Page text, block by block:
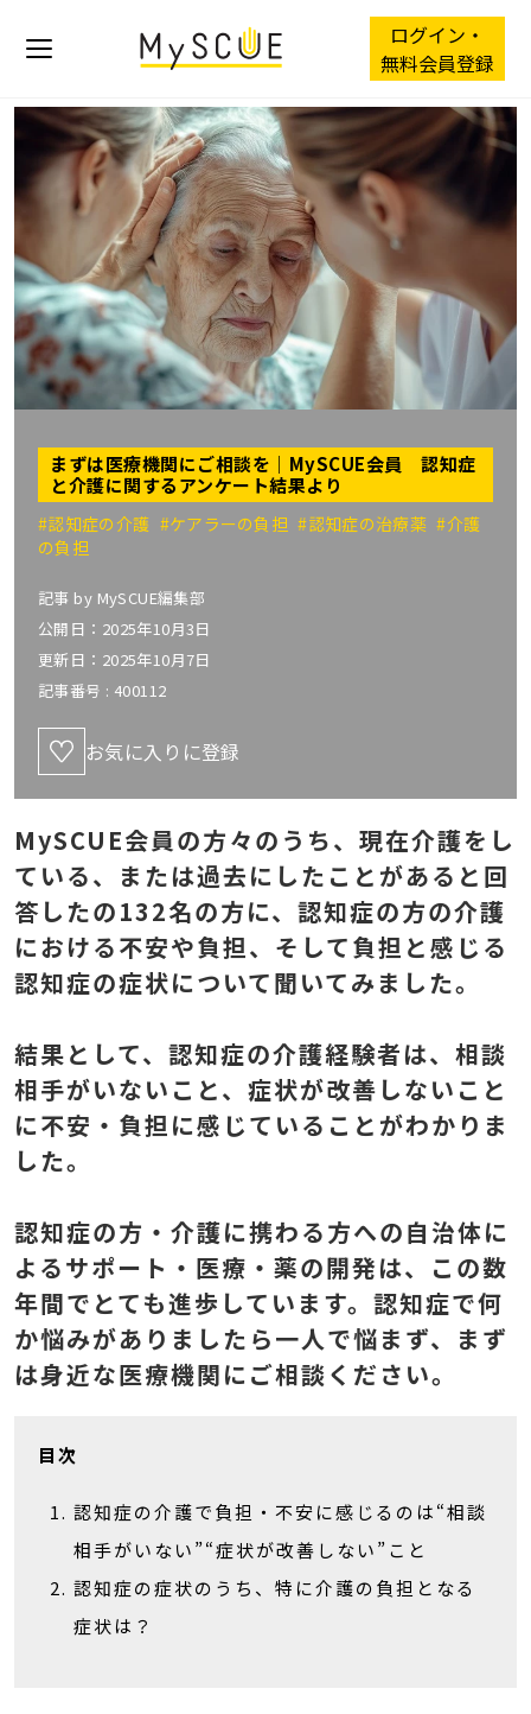
ログイン・
無料会員登録
まずは医療機関にご相談を｜MySCUE会員 認知症
と介護に関するアンケート結果より
#認知症の介護 #ケアラーの負担#認知症の治療薬#介護
の負担
記事 by MySCUE編集部
公開日：2025年10月3日
更新日：2025年10月7日
記事番号 : 400112
お気に入りに登録
MySCUE会員の方々のうち、現在介護をし
ている、または過去にしたことがあると回
答したの132名の方に、認知症の方の介護
における不安や負担、そして負担と感じる
認知症の症状について聞いてみました。
結果として、認知症の介護経験者は、相談
相手がいないこと、症状が改善しないこと
に不安・負担に感じていることがわかりま
した。
認知症の方・介護に携わる方への自治体に
よるサポート・医療・薬の開発は、この数
年間でとても進歩しています。認知症で何
か悩みがありましたら一人で悩まず、まず
は身近な医療機関にご相談ください。
目次
認知症の介護で負担・不安に感じるのは“相談
相手がいない”“症状が改善しない”こと
認知症の症状のうち、特に介護の負担となる
症状は？